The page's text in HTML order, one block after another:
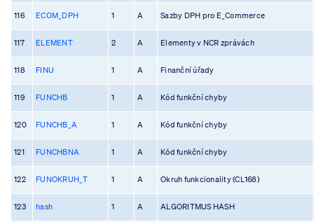
116 ECOM_DPH 1 A Sazby DPH pro E_Commerce
117 ELEMENT 2 A Elementy v NCR zprávách
118 FINU 1 A Finanční úřady
119 FUNCHB 1 A Kód funkční chyby
120 FUNCHB_A 1 A Kód funkční chyby
121 FUNCHBNA 1 A Kód funkční chyby
122 FUNOKRUH_T 1 A Okruh funkcionality (CL168)
123 hash 1 A ALGORITMUS HASH